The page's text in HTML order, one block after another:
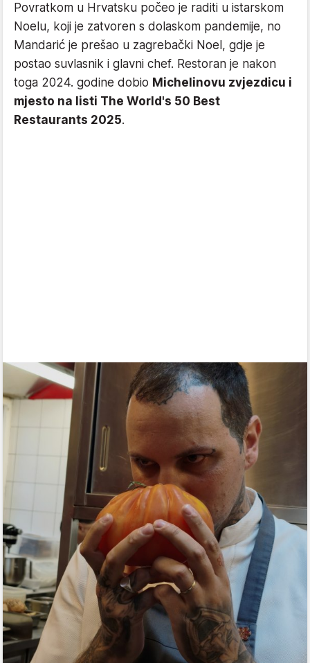
Povratkom u Hrvatsku počeo je raditi u istarskom
Noelu, koji je zatvoren s dolaskom pandemije, no
Mandarić je prešao u zagrebački Noel, gdje je
postao suvlasnik i glavni chef. Restoran je nakon
toga 2024. godine dobio Michelinovu zvjezdicu i
mjesto na listi The World's 50 Best
Restaurants 2025.